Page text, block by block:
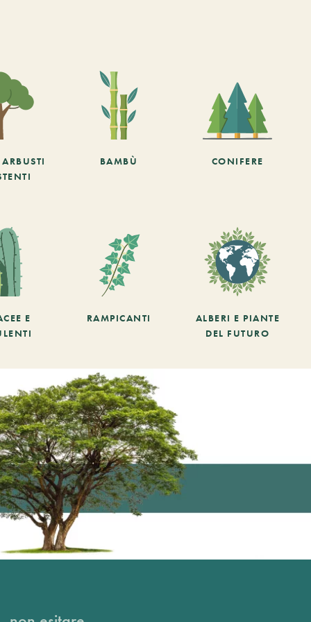
BAMBÙ CONIFERE
E
RAMPICANTI
ALBERI E PIANTE
DEL FUTURO